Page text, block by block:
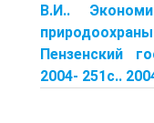
В.И..
Пензенский
2004- 251с..